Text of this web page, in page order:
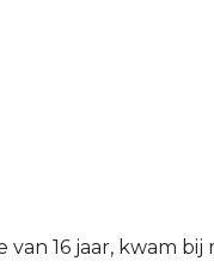
16 jaar, kwam